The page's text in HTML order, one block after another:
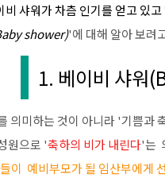
샤워가 차츰 인기를 얻고 있
shower)'에 대해 알아 보려
1. 베이비 샤워
의미하는 것이 아니라 '기쁨과
원으로 '축하의 비가 내린다'는
이 예비부모가 될 임산부에게